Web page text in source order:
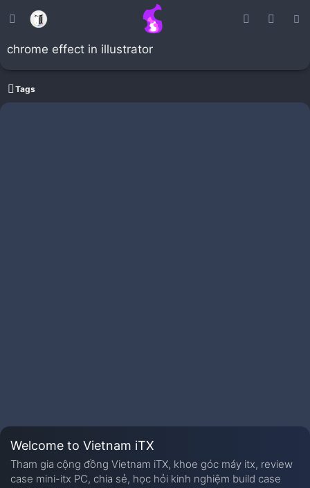
chrome effect in illustrator
Tags
Welcome to Vietnam iTX
Tham gia cộng đồng Vietnam iTX, khoe góc máy itx, review
case mini-itx PC, chia sẻ, học hỏi kinh nghiệm build case